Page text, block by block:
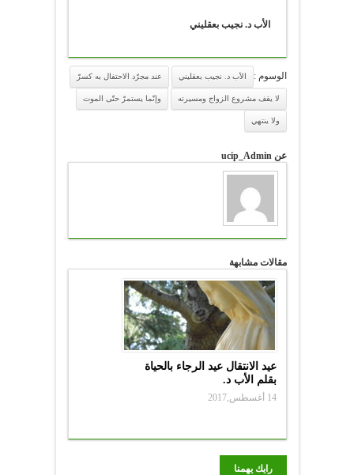
الأب د. نجيب بعقليني
الوسوم : الأب د. نجيب بعقليني عند مجرّد الاحتفال به كسرّ
لا يقف مشروع الزواج ومسيرته وإنّما يستمرّ حتّى الموت
ولا ينتهي
عن ucip_Admin
مقالات مشابهة
عيد الانتقال عيد الرجاء بالحياة
بقلم الأب د.
14 أغسطس,2017
رايك يهمنا